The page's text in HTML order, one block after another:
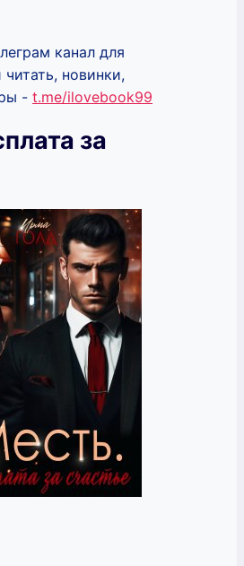
канал для
новинки,
- t.me/ilovebook99
за